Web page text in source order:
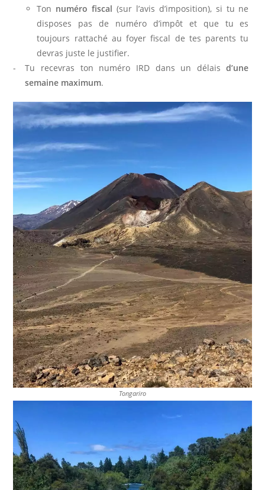
Ton numéro fiscal (sur l’avis d’imposition), si tu ne
disposes pas de numéro d’impôt et que tu es
toujours rattaché au foyer fiscal de tes parents tu
devras juste le justifier.
Tu recevras ton numéro IRD dans un délaisd’une
semaine maximum.
Tongariro